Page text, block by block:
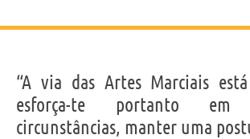
“A via das Artes Marciais
esforça-te portanto
circunstâncias, manter uma